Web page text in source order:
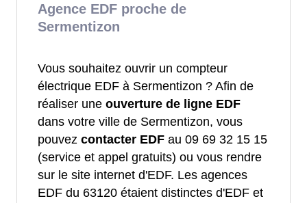
Agence EDF proche de
Sermentizon
Vous souhaitez ouvrir un compteur
électrique EDF à Sermentizon ? Afin de
réaliser une ouverture de ligne EDF
dans votre ville de Sermentizon, vous
pouvez contacter EDF au 09 69 32 15 15
(service et appel gratuits) ou vous rendre
sur le site internet d'EDF. Les agences
EDF du 63120 étaient distinctes d'EDF et